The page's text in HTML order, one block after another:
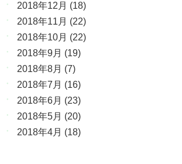
2018年12月 (18)
2018年11月 (22)
2018年10月 (22)
2018年9月 (19)
2018年8月 (7)
2018年7月 (16)
2018年6月 (23)
2018年5月 (20)
2018年4月 (18)